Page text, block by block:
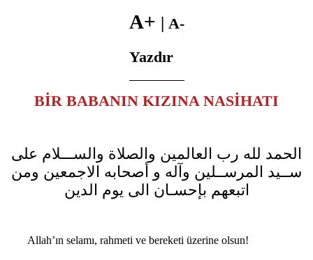
A+
A-
Yazdır
BİR BABANIN KIZINA NASİHATI
الحمد لله رب العالمين والصلاة والســـلام على
ســيد المرســلين وآله و أصحابه الاجمعين ومن
اتبعهم بإحسـان الى يوم الدين
Allah’ın selamı, rahmeti ve bereketi üzerine olsun!